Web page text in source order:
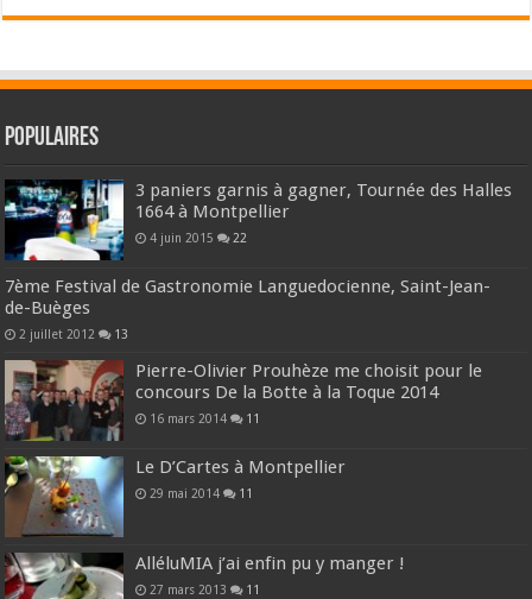
Populaires
3 paniers garnis à gagner, Tournée des Halles
1664 à Montpellier
4 juin 2015 22
7ème Festival de Gastronomie Languedocienne, Saint-Jean-
de-Buèges
2 juillet 2012 13
Pierre-Olivier Prouhèze me choisit pour le
concours De la Botte à la Toque 2014
16 mars 2014 11
Le D’Cartes à Montpellier
29 mai 2014 11
AlléluMIA j’ai enfin pu y manger !
27 mars 2013 11